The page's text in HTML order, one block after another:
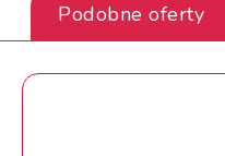
Podobne oferty